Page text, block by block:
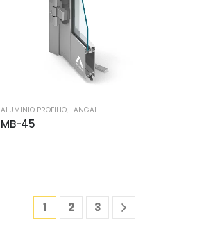
ALUMINIO PROFILIO, LANGAI
MB-45
1 2 3